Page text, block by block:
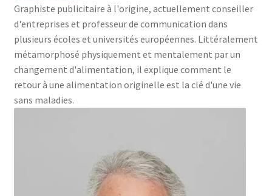
Graphiste publicitaire à l'origine, actuellement conseiller
d'entreprises et professeur de communication dans
plusieurs écoles et universités européennes. Littéralement
métamorphosé physiquement et mentalement par un
changement d'alimentation, il explique comment le
retour à une alimentation originelle est la clé d'une vie
sans maladies.